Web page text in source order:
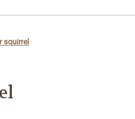
squirrel